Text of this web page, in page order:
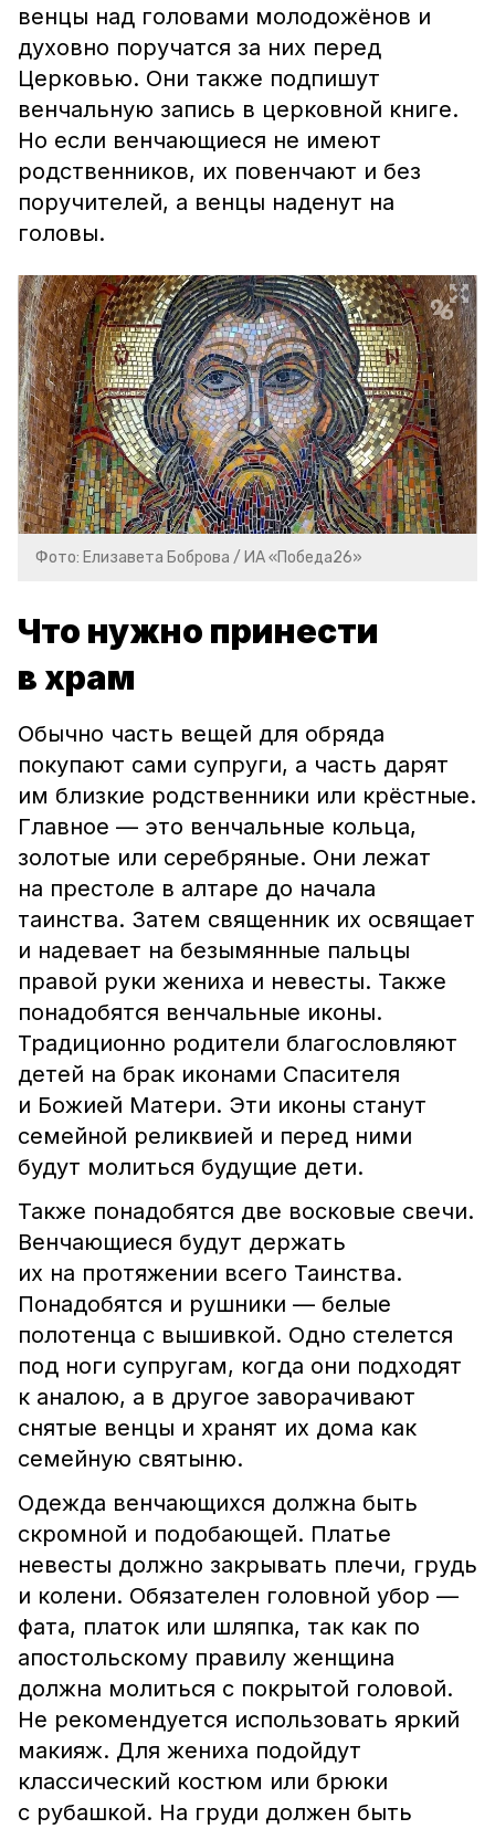
венцы над головами молодожёнов и
духовно поручатся за них перед
Церковью. Они также подпишут
венчальную запись в церковной книге.
Но если венчающиеся не имеют
родственников, их повенчают и без
поручителей, а венцы наденут на
головы.
Фото: Елизавета Боброва / ИА «Победа26»
Что нужно принести
в храм
Обычно часть вещей для обряда
покупают сами супруги, а часть дарят
им близкие родственники или крёстные.
Главное — это венчальные кольца,
золотые или серебряные. Они лежат
на престоле в алтаре до начала
таинства. Затем священник их освящает
и надевает на безымянные пальцы
правой руки жениха и невесты. Также
понадобятся венчальные иконы.
Традиционно родители благословляют
детей на брак иконами Спасителя
и Божией Матери. Эти иконы станут
семейной реликвией и перед ними
будут молиться будущие дети.
Также понадобятся две восковые свечи.
Венчающиеся будут держать
их на протяжении всего Таинства.
Понадобятся и рушники — белые
полотенца с вышивкой. Одно стелется
под ноги супругам, когда они подходят
к аналою, а в другое заворачивают
снятые венцы и хранят их дома как
семейную святыню.
Одежда венчающихся должна быть
скромной и подобающей. Платье
невесты должно закрывать плечи, грудь
и колени. Обязателен головной убор —
фата, платок или шляпка, так как по
апостольскому правилу женщина
должна молиться с покрытой головой.
Не рекомендуется использовать яркий
макияж. Для жениха подойдут
классический костюм или брюки
с рубашкой. На груди должен быть